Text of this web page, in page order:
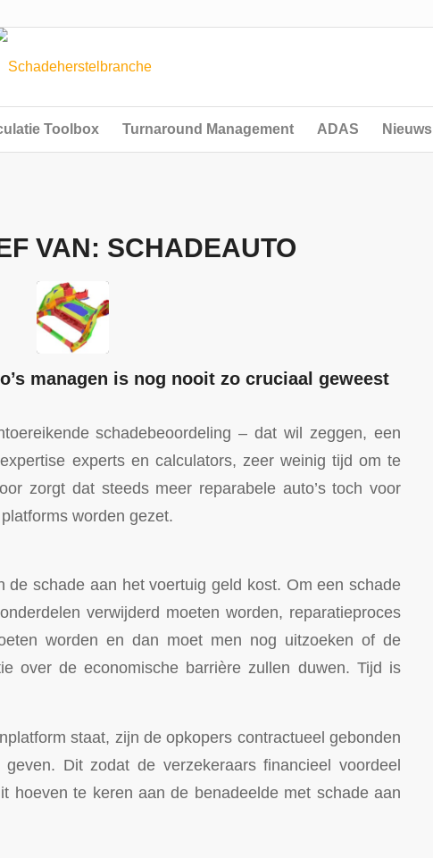
Toolbox Turnaround Management ADAS Nieuws
VAN: SCHADEAUTO
managen is nog nooit zo cruciaal geweest
schadebeoordeling – dat wil zeggen, een
experts en calculators, zeer weinig tijd om te
zorgt dat steeds meer reparabele auto’s toch voor
worden gezet.
de schade aan het voertuig geld kost. Om een schade
verwijderd moeten worden, reparatieproces
worden en dan moet men nog uitzoeken of de
over de economische barrière zullen duwen. Tijd is
staat, zijn de opkopers contractueel gebonden
Dit zodat de verzekeraars financieel voordeel
hoeven te keren aan de benadeelde met schade aan